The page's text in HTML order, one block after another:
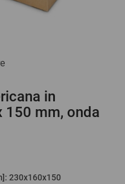
in
150 mm, onda
: 230x160x150